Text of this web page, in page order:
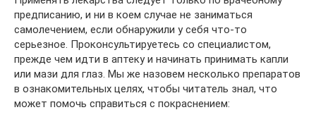
предписанию, и ни в коем случае не заниматься
самолечением, если обнаружили у себя что-то
серьезное. Проконсультируетесь со специалистом,
прежде чем идти в аптеку и начинать принимать капли
или мази для глаз. Мы же назовем несколько препаратов
в ознакомительных целях, чтобы читатель знал, что
может помочь справиться с покраснением: